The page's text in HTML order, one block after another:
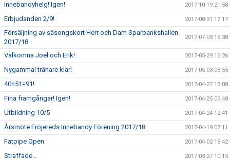
Innebandyhelg! Igen! 2017-10-19 21:58
Erbjudanden 2/9! 2017-08-31 17:17
Försäljning av säsongskort Herr och Dam Sparbankshallen
2017/18
2017-07-03 16:38
Välkomna Joel och Erik! 2017-05-29 16:26
Nygammal tränare klar! 2017-05-03 08:55
40+51=91! 2017-04-27 15:08
Fina framgångar! Igen! 2017-04-25 09:48
Utbildning 10/5 2017-04-24 12:41
Årsmöte Fröjereds Innebandy Förening 2017/18 2017-04-19 07:11
Fatpipe Open 2017-04-02 15:42
Straffade... 2017-03-27 10:15